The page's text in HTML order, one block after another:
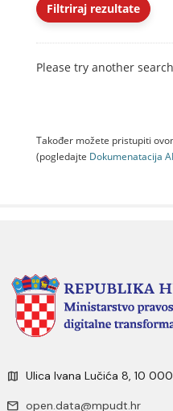
Filtriraj rezultate
Please try another
Također možete pristupiti
(pogledajte Dokumenаtаcijа